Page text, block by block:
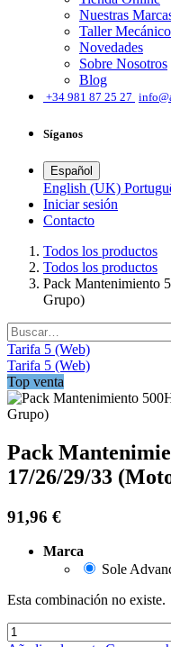
Nuestras
Taller Mecánico
Novedades
Sobre Nosotros
Blog
+34 981 87 25 27
Síganos
Español
English (UK)
Iniciar sesión
​Contacto
Todos los productos
Todos los productos
Pack Mantenimiento
Grupo)
Tarifa 5 (Web)
Tarifa 5 (Web)
Top venta
Pack
17/26/29/33
91,96 €
Marca
Sole
Esta combinación no existe.